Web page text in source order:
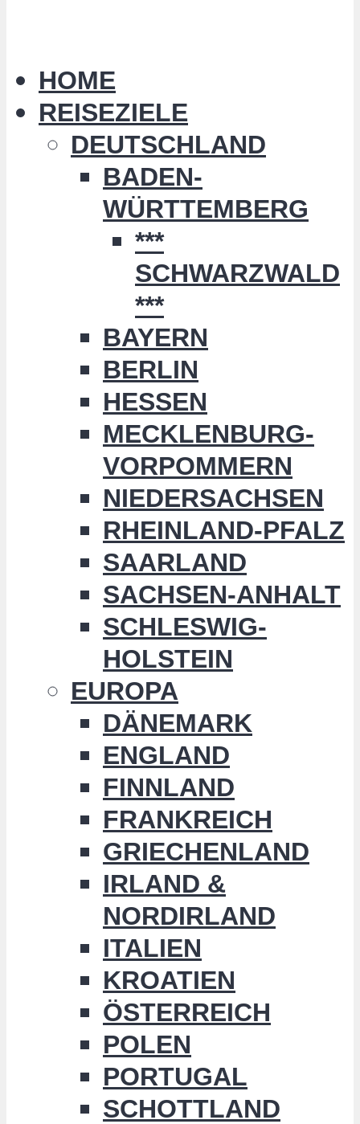
HOME
REISEZIELE
DEUTSCHLAND
BADEN-
WÜRTTEMBERG
***
SCHWARZWALD
***
BAYERN
BERLIN
HESSEN
MECKLENBURG-
VORPOMMERN
NIEDERSACHSEN
RHEINLAND-PFALZ
SAARLAND
SACHSEN-ANHALT
SCHLESWIG-
HOLSTEIN
EUROPA
DÄNEMARK
ENGLAND
FINNLAND
FRANKREICH
GRIECHENLAND
IRLAND &
NORDIRLAND
ITALIEN
KROATIEN
ÖSTERREICH
POLEN
PORTUGAL
SCHOTTLAND